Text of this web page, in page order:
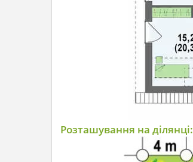
Розташування на ділянці: